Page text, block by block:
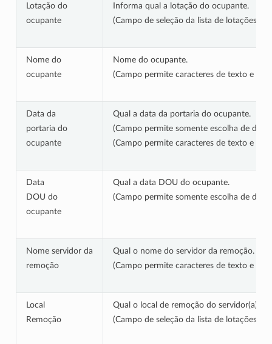
Lotação do
ocupante
Informa qual a lotação do ocupante.
(Campo de seleção da lista de lotações
Nome do
ocupante
Nome do ocupante.
(Campo permite caracteres de texto e
Data da
portaria do
ocupante
Qual a data da portaria do ocupante.
(Campo permite somente escolha de
(Campo permite caracteres de texto e
Data
DOU do
ocupante
Qual a data DOU do ocupante.
(Campo permite somente escolha de
Nome servidor da
remoção
Qual o nome do servidor da remoção.
(Campo permite caracteres de texto e
Local
Remoção
Qual o local de remoção do servidor(a).
(Campo de seleção da lista de lotações